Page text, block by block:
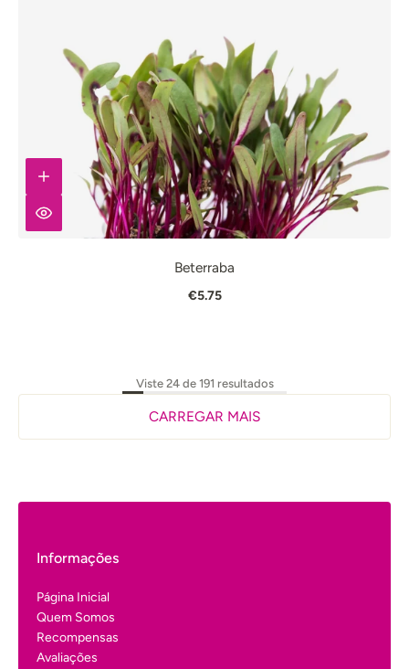
Beterraba
€5.75
Viste 24 de 191 resultados
CARREGAR MAIS
Informações
Página Inicial
Quem Somos
Recompensas
Avaliações